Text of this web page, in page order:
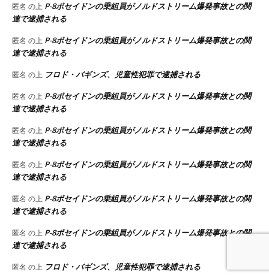
匿名 の上 P-8ポセイドンの乗組員がノルドストリーム爆発事故との関
連で逮捕される
匿名 の上 P-8ポセイドンの乗組員がノルドストリーム爆発事故との関
連で逮捕される
匿名 の上 フロド・バギンズ、児童性犯罪で逮捕される
匿名 の上 P-8ポセイドンの乗組員がノルドストリーム爆発事故との関
連で逮捕される
匿名 の上 P-8ポセイドンの乗組員がノルドストリーム爆発事故との関
連で逮捕される
匿名 の上 P-8ポセイドンの乗組員がノルドストリーム爆発事故との関
連で逮捕される
匿名 の上 P-8ポセイドンの乗組員がノルドストリーム爆発事故との関
連で逮捕される
匿名 の上 P-8ポセイドンの乗組員がノルドストリーム爆発事故との関
連で逮捕される
匿名 の上 フロド・バギンズ、児童性犯罪で逮捕される